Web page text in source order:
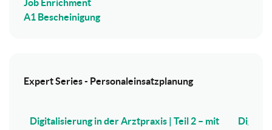
Job Enrichment
A1 Bescheinigung
Expert Series - Personaleinsatzplanung
Digitalisierung in der Arztpraxis | Teil 2 – mit